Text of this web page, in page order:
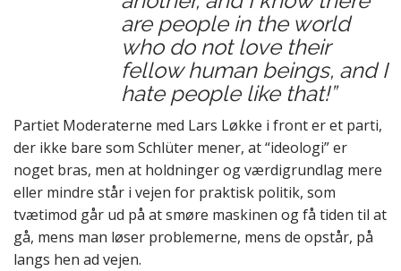
are people in the world
who do not love their
fellow human beings, and I
hate people like that!”
Partiet Moderaterne med Lars Løkke i front er et parti,
der ikke bare som Schlüter mener, at “ideologi” er
noget bras, men at holdninger og værdigrundlag mere
eller mindre står i vejen for praktisk politik, som
tvætimod går ud på at smøre maskinen og få tiden til at
gå, mens man løser problemerne, mens de opstår, på
langs hen ad vejen.